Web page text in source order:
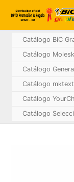
Catálogo BiC
Catálogo
Catálogo
Catálogo
Catálogo
Catálogo